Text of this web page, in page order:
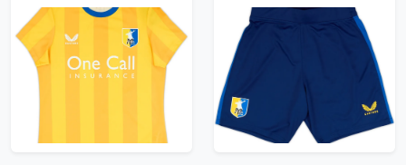
2024-25 Mansfield
Town Home Shirt
(Women's XS)
2023-24 Mansfield
Town Third Shorts (M)
Trikot kaufen